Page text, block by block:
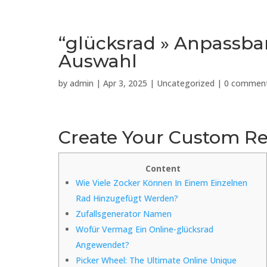
“glücksrad »
Auswahl
by admin | Apr 3, 2025 | Uncategorized | 0
Create Your Custom
Content
Wie Viele Zocker Können In Einem Einzelnen
Rad Hinzugefügt Werden?
Zufallsgenerator Namen
Wofür Vermag Ein Online-glücksrad
Angewendet?
Picker Wheel: The Ultimate Online Unique